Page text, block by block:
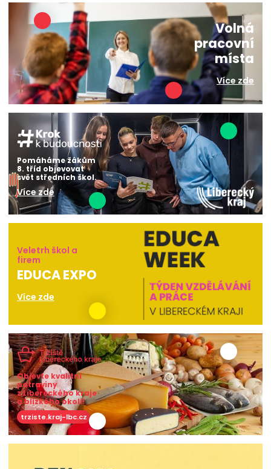
Volná
pracovní
místa
Více zde
Pomáháme žákům
8. tříd objevovat
svět středních škol.
Více zde
Veletrh škol a
firem
EDUCA EXPO
Více zde
Objevte kvalitní
potraviny
z Libereckého kraje
a blízkého okolí!
trziste.kraj-lbc.cz